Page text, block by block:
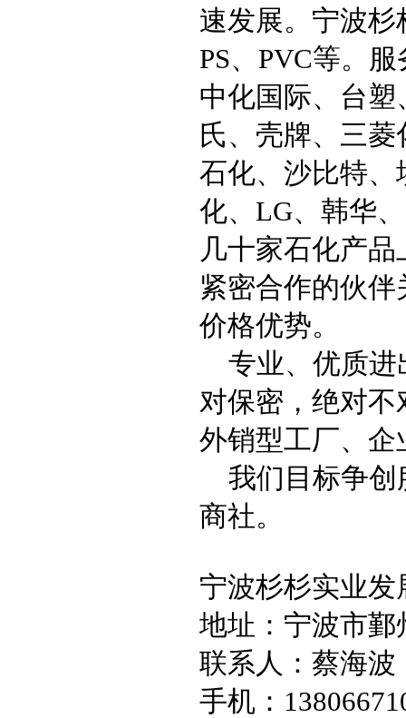
速发展。宁波
PS、 PVC等。服
中化国际、台
氏、壳牌、三
石化、沙比特
化、 LG、韩华
几十家石化产
紧密合作的伙
价格优势。
专业、优质
对保密，绝对
外销型工厂、
我们目标争
商社。
宁波杉杉实业发
地址：宁波市鄞
联系人：蔡海波
手机：